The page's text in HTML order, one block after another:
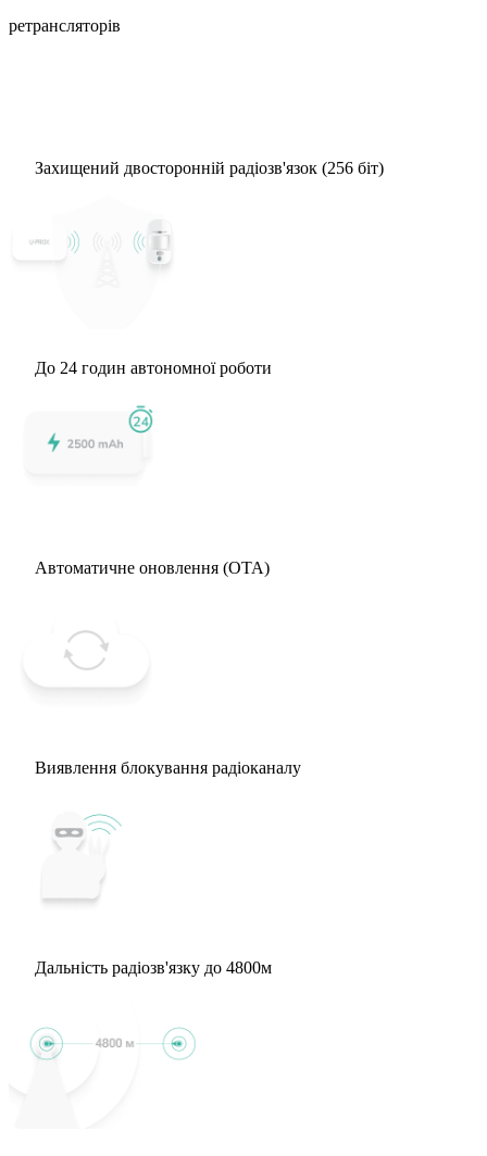
ретрансляторів
Захищений двосторонній радіозв'язок (256 біт)
До 24 годин автономної роботи
Автоматичне оновлення (OTA)
Виявлення блокування радіоканалу
Дальність радіозв'язку до 4800м